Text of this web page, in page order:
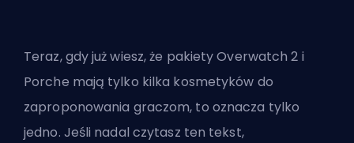
Teraz, gdy już wiesz, że pakiety Overwatch 2 i
Porche mają tylko kilka kosmetyków do
zaproponowania graczom, to oznacza tylko
jedno. Jeśli nadal czytasz ten tekst,